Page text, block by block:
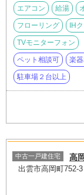
エアコン 給湯
フローリング IH
TVモニターフォン
ペット相談可 楽
駐車場２台以上
中古一戸建住宅 高
出雲市高岡町752-3